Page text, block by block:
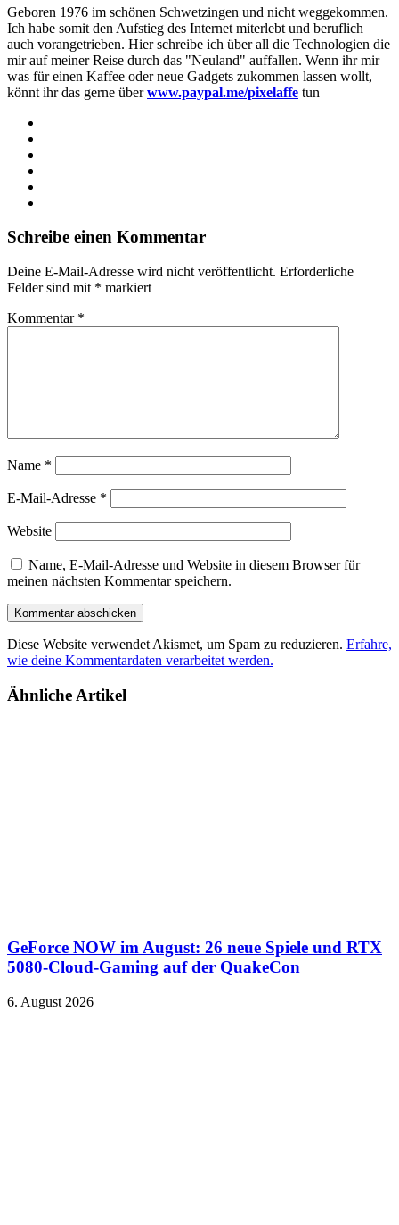
Geboren 1976 im schönen Schwetzingen und nicht weggekommen.
Ich habe somit den Aufstieg des Internet miterlebt und beruflich
auch vorangetrieben. Hier schreibe ich über all die Technologien die
mir auf meiner Reise durch das "Neuland" auffallen. Wenn ihr mir
was für einen Kaffee oder neue Gadgets zukommen lassen wollt,
könnt ihr das gerne überwww.paypal.me/pixelaffe tun
Schreibe einen Kommentar
Deine E-Mail-Adresse wird nicht veröffentlicht. Erforderliche
Felder sind mit * markiert
Kommentar *
Name *
E-Mail-Adresse *
Website
Name, E-Mail-Adresse und Website in diesem Browser für
meinen nächsten Kommentar speichern.
Diese Website verwendet Akismet, um Spam zu reduzieren. Erfahre,
wie deine Kommentardaten verarbeitet werden.
Ähnliche Artikel
GeForce NOW im August: 26 neue Spiele und RTX
5080-Cloud-Gaming auf der QuakeCon
6. August 2026